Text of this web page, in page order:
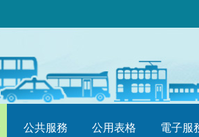
公共服務 公用表格 電子服